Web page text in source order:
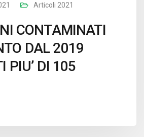
Articoli 2021
CONTAMINATI
DAL 2019
PIU’ DI 105